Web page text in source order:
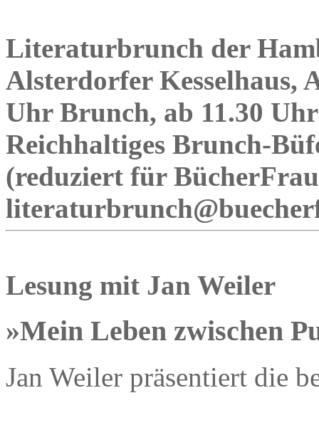
Literaturbrunch der
Alsterdorfer Kesselhaus,
Uhr Brunch, ab 11.30
Reichhaltiges Brunch-
(reduziert für
Lesung mit Jan Weiler
»Mein Leben zwischen
Jan Weiler präsentiert die